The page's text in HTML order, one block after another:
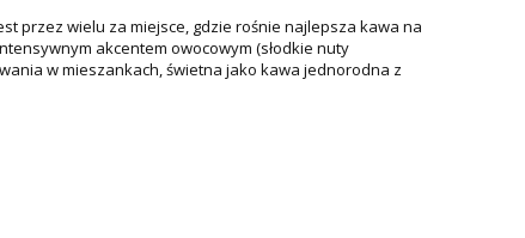
przez wielu za miejsce, gdzie rośnie najlepsza kawa na
akcentem owocowym (słodkie nuty
w mieszankach, świetna jako kawa jednorodna z